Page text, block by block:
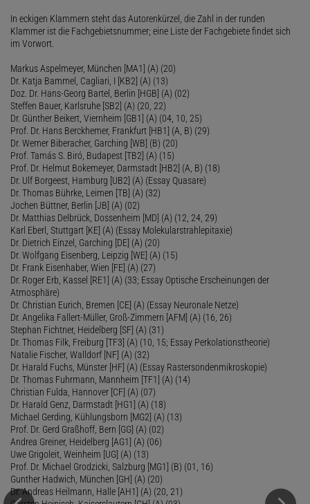
In eckigen Klammern steht das Autorenkürzel, die Zahl in der runden
Klammer ist die Fachgebietsnummer; eine Liste der Fachgebiete findet sich
im Vorwort.
Markus Aspelmeyer, München [MA1] (A) (20)
Dr. Katja Bammel, Cagliari, I [KB2] (A) (13)
Doz. Dr. Hans-Georg Bartel, Berlin [HGB] (A) (02)
Steffen Bauer, Karlsruhe [SB2] (A) (20, 22)
Dr. Günther Beikert, Viernheim [GB1] (A) (04, 10, 25)
Prof. Dr. Hans Berckhemer, Frankfurt [HB1] (A, B) (29)
Dr. Werner Biberacher, Garching [WB] (B) (20)
Prof. Tamás S. Biró, Budapest [TB2] (A) (15)
Prof. Dr. Helmut Bokemeyer, Darmstadt [HB2] (A, B) (18)
Dr. Ulf Borgeest, Hamburg [UB2] (A) (Essay Quasare)
Dr. Thomas Bührke, Leimen [TB] (A) (32)
Jochen Büttner, Berlin [JB] (A) (02)
Dr. Matthias Delbrück, Dossenheim [MD] (A) (12, 24, 29)
Karl Eberl, Stuttgart [KE] (A) (Essay Molekularstrahlepitaxie)
Dr. Dietrich Einzel, Garching [DE] (A) (20)
Dr. Wolfgang Eisenberg, Leipzig [WE] (A) (15)
Dr. Frank Eisenhaber, Wien [FE] (A) (27)
Dr. Roger Erb, Kassel [RE1] (A) (33; Essay Optische Erscheinungen der
Atmosphäre)
Dr. Christian Eurich, Bremen [CE] (A) (Essay Neuronale Netze)
Dr. Angelika Fallert-Müller, Groß-Zimmern [AFM] (A) (16, 26)
Stephan Fichtner, Heidelberg [SF] (A) (31)
Dr. Thomas Filk, Freiburg [TF3] (A) (10, 15; Essay Perkolationstheorie)
Natalie Fischer, Walldorf [NF] (A) (32)
Dr. Harald Fuchs, Münster [HF] (A) (Essay Rastersondenmikroskopie)
Dr. Thomas Fuhrmann, Mannheim [TF1] (A) (14)
Christian Fulda, Hannover [CF] (A) (07)
Dr. Harald Genz, Darmstadt [HG1] (A) (18)
Michael Gerding, Kühlungsborn [MG2] (A) (13)
Prof. Dr. Gerd Graßhoff, Bern [GG] (A) (02)
Andrea Greiner, Heidelberg [AG1] (A) (06)
Uwe Grigoleit, Weinheim [UG] (A) (13)
Prof. Dr. Michael Grodzicki, Salzburg [MG1] (B) (01, 16)
Gunther Hadwich, München [GH] (A) (20)
Dr. Andreas Heilmann, Halle [AH1] (A) (20, 21)